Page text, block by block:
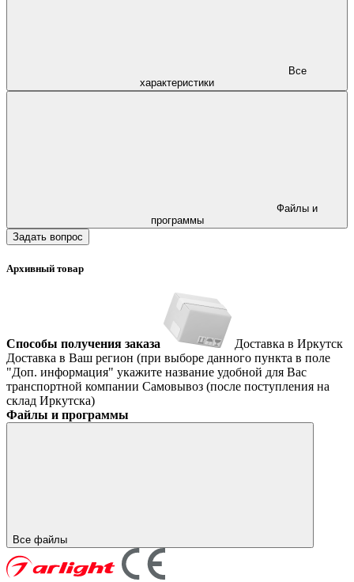
характеристики
программы
Задать вопрос
Архивный товар
Способы получения заказа
Доставка в Иркутск
Доставка в Ваш регион (при выборе данного пункта в поле
"Доп. информация" укажите название удобной для Вас
транспортной компании Самовывоз (после поступления на
склад Иркутска)
Файлы и программы
Все файлы